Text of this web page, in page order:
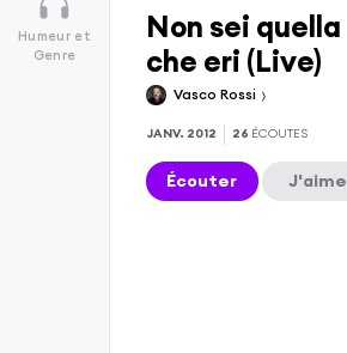
Humeur et
Genre
Non sei quella
che eri (Live)
Vasco Rossi
JANV. 2012 26 ÉCOUTES
Écouter J'aime